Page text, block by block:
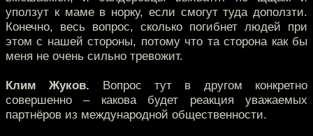
уползут к маме в норку, если смогут туда доползти.
Конечно, весь вопрос, сколько погибнет людей при
этом с нашей стороны, потому что та сторона как бы
меня не очень сильно тревожит.
Клим Жуков. Вопрос тут в другом конкретно
совершенно – какова будет реакция уважаемых
партнёров из международной общественности.